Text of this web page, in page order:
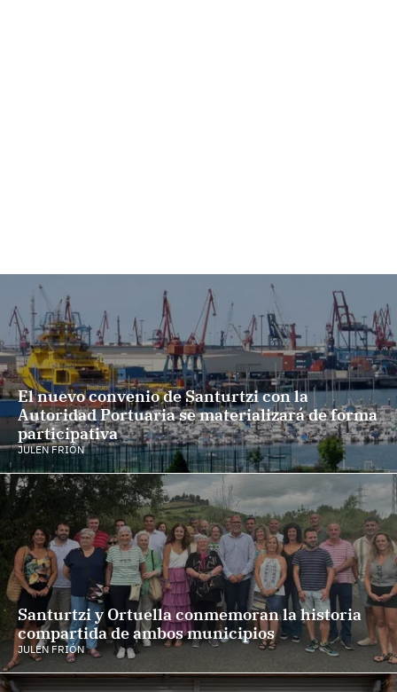
El nuevo convenio de Santurtzi con la
Autoridad Portuaria se materializará de forma
participativa
JULEN FRIÓN
Santurtzi y Ortuella conmemoran la historia
compartida de ambos municipios
JULEN FRIÓN